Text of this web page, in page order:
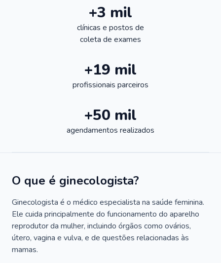
+3 mil
clínicas e postos de
coleta de exames
+19 mil
profissionais parceiros
+50 mil
agendamentos realizados
O que é ginecologista?
Ginecologista é o médico especialista na saúde feminina.
Ele cuida principalmente do funcionamento do aparelho
reprodutor da mulher, incluindo órgãos como ovários,
útero, vagina e vulva, e de questões relacionadas às
mamas.